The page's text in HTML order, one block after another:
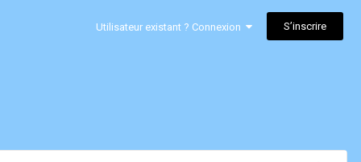
Utilisateur existant ? Connexion S’inscrire